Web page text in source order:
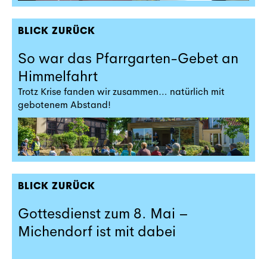
BLICK ZURÜCK
So war das Pfarrgarten-Gebet an
Himmelfahrt
Trotz Krise fanden wir zusammen… natürlich mit
gebotenem Abstand!
BLICK ZURÜCK
Gottesdienst zum 8. Mai –
Michendorf ist mit dabei